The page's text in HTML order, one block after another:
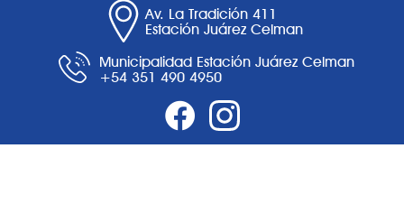
Av. La Tradición 411
Estación Juárez Celman
Municipalidad Estación Juárez Celman
+54 351 490 4950